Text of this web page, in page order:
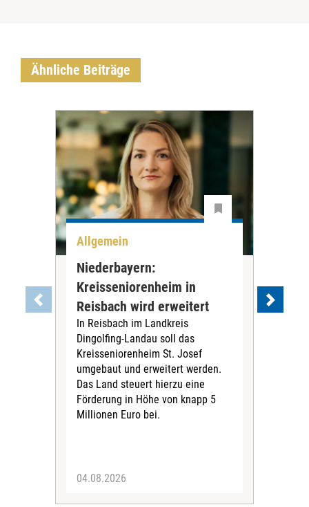
Ähnliche Beiträge
Allgemein
Niederbayern:
Kreisseniorenheim in
Reisbach wird erweitert
In Reisbach im Landkreis
Dingolfing-Landau soll das
Kreisseniorenheim St. Josef
umgebaut und erweitert werden.
Das Land steuert hierzu eine
Förderung in Höhe von knapp 5
Millionen Euro bei.
04.08.2026